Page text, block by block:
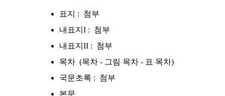
표지 : 첨부
내표지I : 첨부
내표지II : 첨부
목차 (목차 - 그림 목차 - 표 목차)
국문초록 : 첨부
본문